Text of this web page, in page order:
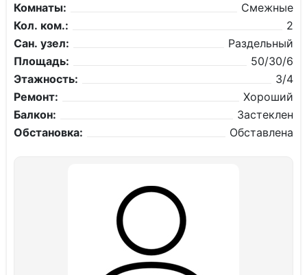
Комнаты:
Смежные
Кол. ком.:
2
Сан. узел:
Раздельный
Площадь:
50/30/6
Этажность:
3/4
Ремонт:
Хороший
Балкон:
Застеклен
Обстановка:
Обставлена